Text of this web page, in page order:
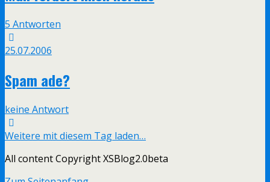
5 Antworten
25.07.2006
Spam ade?
keine Antwort
Weitere mit diesem Tag laden…
All content Copyright XSBlog2.0beta